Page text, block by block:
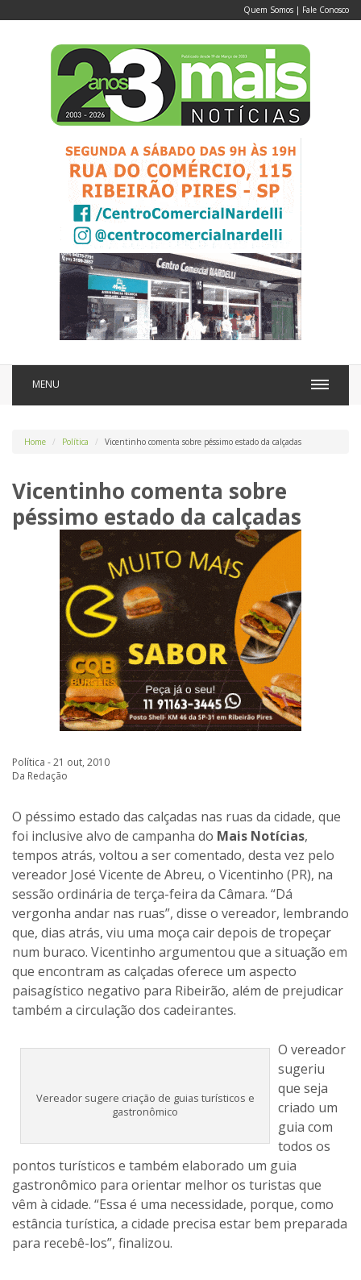
Quem Somos | Fale Conosco
MENU
Home Política Vicentinho comenta sobre péssimo estado da calçadas
Vicentinho comenta sobre
péssimo estado da calçadas
Política - 21 out, 2010
Da Redação
O péssimo estado das calçadas nas ruas da cidade, que
foi inclusive alvo de campanha do Mais Notícias,
tempos atrás, voltou a ser comentado, desta vez pelo
vereador José Vicente de Abreu, o Vicentinho (PR), na
sessão ordinária de terça-feira da Câmara. “Dá
vergonha andar nas ruas”, disse o vereador, lembrando
que, dias atrás, viu uma moça cair depois de tropeçar
num buraco. Vicentinho argumentou que a situação em
que encontram as calçadas oferece um aspecto
paisagístico negativo para Ribeirão, além de prejudicar
também a circulação dos cadeirantes.
Vereador sugere criação de guias turísticos e
gastronômico
O vereador
sugeriu
que seja
criado um
guia com
todos os
pontos turísticos e também elaborado um guia
gastronômico para orientar melhor os turistas que
vêm à cidade. “Essa é uma necessidade, porque, como
estância turística, a cidade precisa estar bem preparada
para recebê-los”, finalizou.